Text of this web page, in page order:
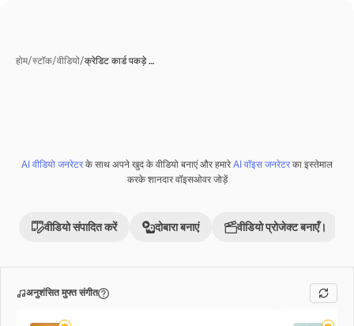
होम/स्टॉक/वीडियो/क्रेडिट कार्ड पकड़े …
Premium
AI वीडियो जनरेटरके साथ अपने खुद के वीडियो बनाएं और हमारेAI वॉइस जनरेटरका इस्तेमाल
करके शानदार वॉइसओवर जोड़ें
वीडियो संपादित करें दोबारा बनाएं वीडियो प्रोजेक्ट बनाएँ।
अनुशंसित मुफ्त संगीत